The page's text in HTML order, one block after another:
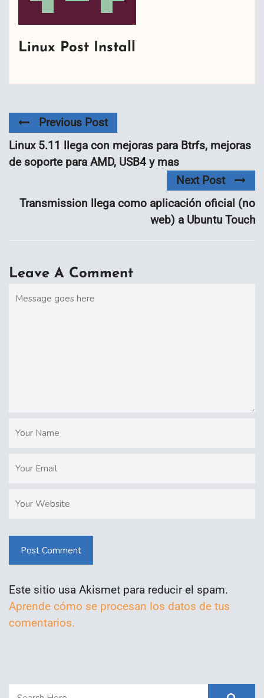
Linux Post Install
Previous Post
Linux 5.11 llega con mejoras para Btrfs, mejoras
de soporte para AMD, USB4 y mas
Next Post
Transmission llega como aplicación oficial (no
web) a Ubuntu Touch
Leave A Comment
Post Comment
Este sitio usa Akismet para reducir el spam.
Aprende cómo se procesan los datos de tus
comentarios.